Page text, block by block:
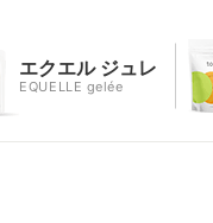
エクエル ジュレ
EQUELLE gelée